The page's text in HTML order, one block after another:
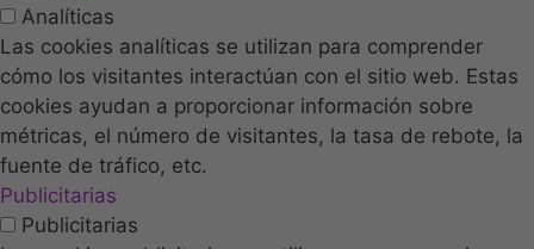
Analíticas
Las cookies analíticas se utilizan para comprender
cómo los visitantes interactúan con el sitio web. Estas
cookies ayudan a proporcionar información sobre
métricas, el número de visitantes, la tasa de rebote, la
fuente de tráfico, etc.
Publicitarias
Publicitarias